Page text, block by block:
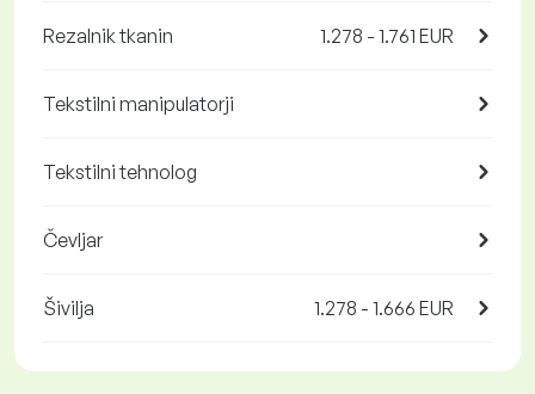
Rezalnik tkanin 1.278 - 1.761 EUR
Tekstilni manipulatorji
Tekstilni tehnolog
Čevljar
Šivilja 1.278 - 1.666 EUR